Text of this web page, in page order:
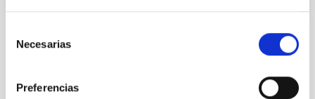
Necesarias
Preferencias
TIPO DE NOTICIA
DIVULGACIÓN